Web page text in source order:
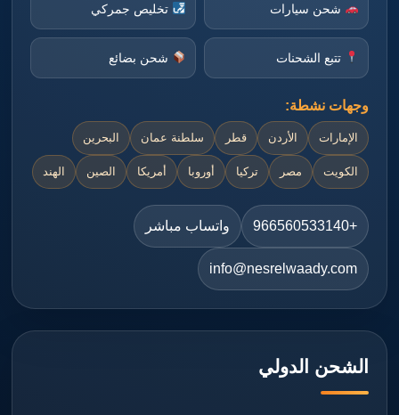
شحن سيارات تخليص جمركي
تتبع الشحنات شحن بضائع
وجهات نشطة:
الإمارات الأردن قطر سلطنة عمان البحرين
الكويت مصر تركيا أوروبا أمريكا الصين الهند
+966560533140 واتساب مباشر
info@nesrelwaady.com
الشحن الدولي